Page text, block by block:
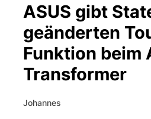
ASUS gibt
geänderten
Funktion beim
Transformer
Johannes